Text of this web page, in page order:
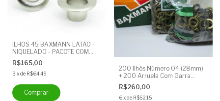
ILHOS 45 BAXMANN LATÃO -
NIQUELADO - PACOTE COM
1000 ILHOSES (SEM ARRUELA)
R$165,00
3 xde R$64,49
200 Ilhós Número 04 (28mm)
+ 200 Arruela Com Garra
Latão Ouro Velho - Ilhós
Baxmann
R$260,00
6 xde R$52,15